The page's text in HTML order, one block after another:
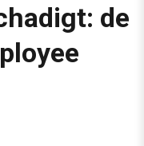
de keerzijde van
de